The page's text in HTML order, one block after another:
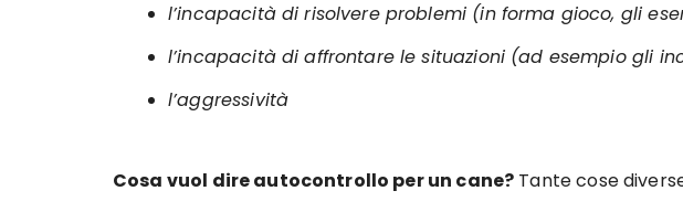
l’incapacità di risolvere problemi (in forma gioco, gli
l’incapacità di affrontare le situazioni (ad esempio gli
l’aggressività
Cosa vuol dire autocontrollo per un cane? Tante cose